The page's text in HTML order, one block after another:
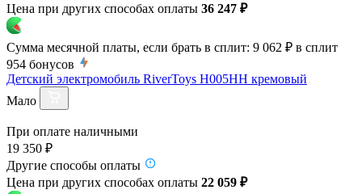
Цена при других способах оплаты 36 247 ₽
Сумма месячной платы, если брать в сплит: 9 062 ₽ в сплит
954 бонусов
Детский электромобиль RiverToys H005HH кремовый
Мало
При оплате наличными
19 350 ₽
Другие способы оплаты
Цена при других способах оплаты 22 059 ₽